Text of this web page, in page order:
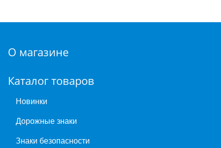
О магазине
Каталог товаров
Новинки
Дорожные знаки
Знаки безопасности